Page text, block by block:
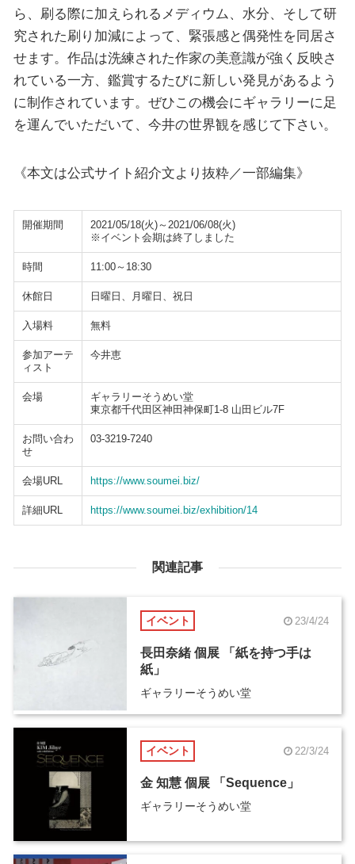
ら、刷る際に加えられるメディウム、水分、そして研
究された刷り加減によって、緊張感と偶発性を同居さ
せます。作品は洗練された作家の美意識が強く反映さ
れている一方、鑑賞するたびに新しい発見があるよう
に制作されています。ぜひこの機会にギャラリーに足
を運んでいただいて、今井の世界観を感じて下さい。
《本文は公式サイト紹介文より抜粋／一部編集》
開催期間
2021/05/18(火)～2021/06/08(火)
※イベント会期は終了しました
時間 11:00～18:30
休館日 日曜日、月曜日、祝日
入場料 無料
参加アーテ
ィスト
今井恵
会場
ギャラリーそうめい堂
東京都千代田区神田神保町1-8 山田ビル7F
お問い合わ
せ
03-3219-7240
会場URL https://www.soumei.biz/
詳細URL https://www.soumei.biz/exhibition/14
関連記事
イベント 23/4/24
長田奈緒 個展 「紙を持つ手は
紙」
ギャラリーそうめい堂
イベント 22/3/24
金 知慧 個展 「Sequence」
ギャラリーそうめい堂